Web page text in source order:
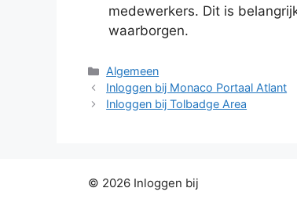
medewerkers. Dit is
waarborgen.
Categorieën
Algemeen
Inloggen bij Monaco Portaal Atlant
Inloggen bij Tolbadge Area
© 2026 Inloggen bij